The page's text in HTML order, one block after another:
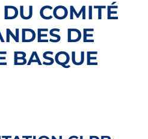
COMITÉ
DE
BASQUE